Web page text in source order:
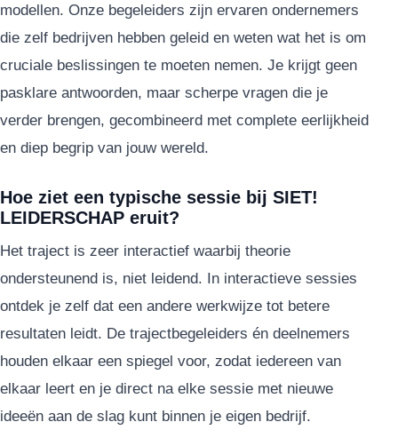
modellen. Onze begeleiders zijn ervaren ondernemers
die zelf bedrijven hebben geleid en weten wat het is om
cruciale beslissingen te moeten nemen. Je krijgt geen
pasklare antwoorden, maar scherpe vragen die je
verder brengen, gecombineerd met complete eerlijkheid
en diep begrip van jouw wereld.
Hoe ziet een typische sessie bij SIET!
LEIDERSCHAP eruit?
Het traject is zeer interactief waarbij theorie
ondersteunend is, niet leidend. In interactieve sessies
ontdek je zelf dat een andere werkwijze tot betere
resultaten leidt. De trajectbegeleiders én deelnemers
houden elkaar een spiegel voor, zodat iedereen van
elkaar leert en je direct na elke sessie met nieuwe
ideeën aan de slag kunt binnen je eigen bedrijf.